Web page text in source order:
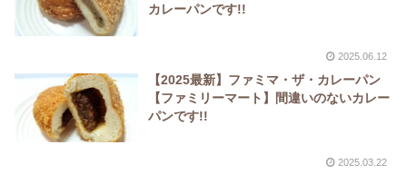
カレーパンです!!
2025.06.12
【2025最新】ファミマ・ザ・カレーパン
【ファミリーマート】間違いのないカレー
パンです!!
2025.03.22